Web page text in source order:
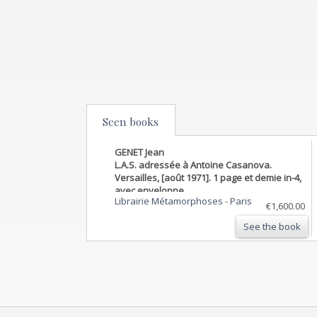
Seen books
GENET Jean
L.A.S. adressée à Antoine Casanova.
Versailles, [août 1971]. 1 page et demie in-4,
avec enveloppe.
Librairie Métamorphoses -Paris
€1,600.00
See the book